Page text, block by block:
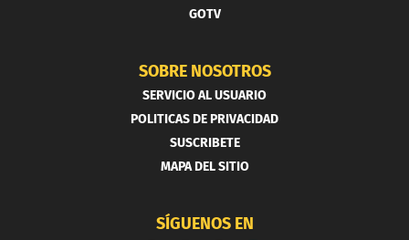
GOTV
SOBRE NOSOTROS
SERVICIO AL USUARIO
POLITICAS DE PRIVACIDAD
SUSCRIBETE
MAPA DEL SITIO
SÍGUENOS EN